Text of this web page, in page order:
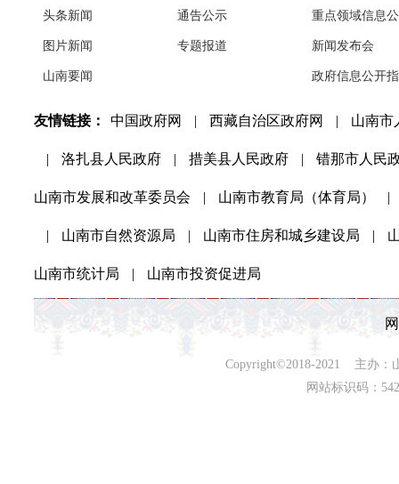
头条新闻
图片新闻
山南要闻
通告公示
专题报道
重点领域信息
新闻发布会
政府信息公开
友情链接： 中国政府网 | 西藏自治区政府网 | 山南市
| 洛扎县人民政府 | 措美县人民政府 | 错那市人民
山南市发展和改革委员会 | 山南市教育局（体育局） |
| 山南市自然资源局 | 山南市住房和城乡建设局 |
山南市统计局 | 山南市投资促进局
Copyright©2018-2021 主办：
网站标识码：